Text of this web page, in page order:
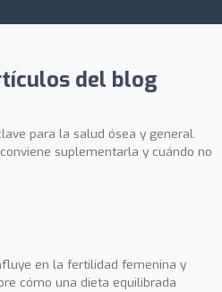
del blog
para la salud ósea y general.
suplementarla y cuándo no
en la fertilidad femenina y
cómo una dieta equilibrada